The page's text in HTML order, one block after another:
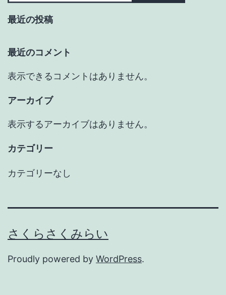
最近の投稿
最近のコメント
表示できるコメントはありません。
アーカイブ
表示するアーカイブはありません。
カテゴリー
カテゴリーなし
さくらさくみらい
Proudly powered by WordPress.